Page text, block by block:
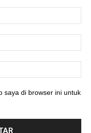
saya di browser ini untuk